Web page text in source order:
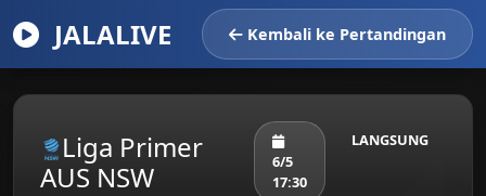
JALALIVE Kembali ke Pertandingan
Liga Primer
AUS NSW
6/5
17:30
LANGSUNG